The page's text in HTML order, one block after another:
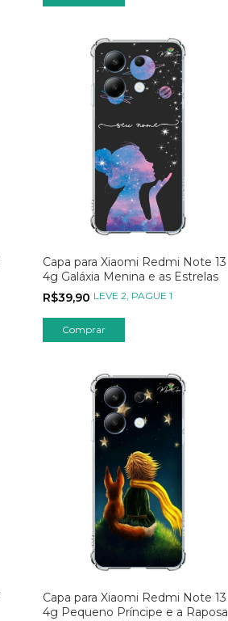
Capa para Xiaomi Redmi Note 13
4g Galáxia Menina e as Estrelas
R$39,90 LEVE 2, PAGUE 1
Comprar
Capa para Xiaomi Redmi Note 13
4g Pequeno Príncipe e a Raposa